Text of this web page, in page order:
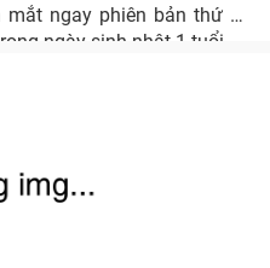
ngay phiên bản thứ 7:
ngày sinh nhật 1 tuổi.